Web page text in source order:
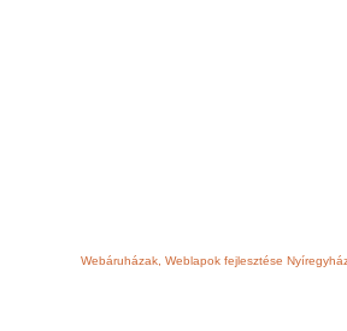
Webáruházak, Weblapok fejlesztése